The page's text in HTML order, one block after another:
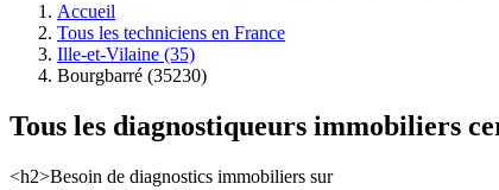
Accueil
Tous les techniciens en France
Ille-et-Vilaine (35)
Bourgbarré (35230)
Tous les diagnostiqueurs immobiliers
<h2>Besoin de diagnostics immobiliers sur